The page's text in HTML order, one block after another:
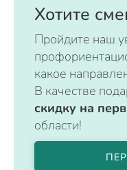
Хотите
Пройдите наш
какое
В качестве
скидку на
области!